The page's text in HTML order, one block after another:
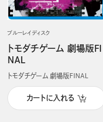
ブルーレイディスク
トモダチゲーム 劇場版FI
NAL
トモダチゲーム 劇場版FINAL
カートに入れる